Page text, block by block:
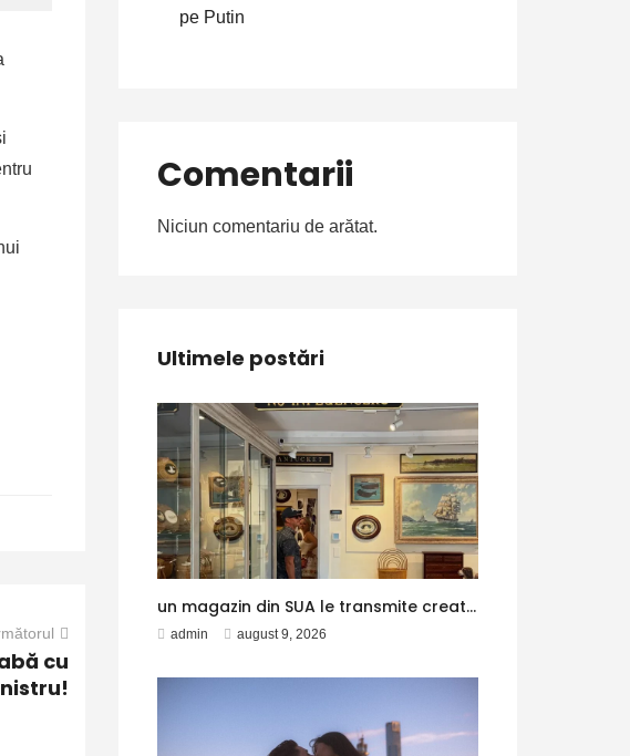
cu
pe Putin
Comentarii
Niciun comentariu de arătat.
Ultimele postări
un magazin din SUA le transmite creatorilor de conținut că nu vrea să fie decor pentru social media – Aleph News
admin august 9, 2026